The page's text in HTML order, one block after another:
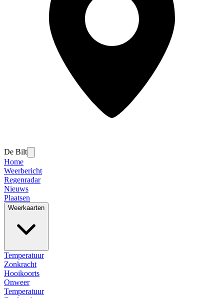
De Bilt
Home
Weerbericht
Regenradar
Nieuws
Plaatsen
Weerkaarten
Temperatuur
Zonkracht
Hooikoorts
Onweer
Temperatuur